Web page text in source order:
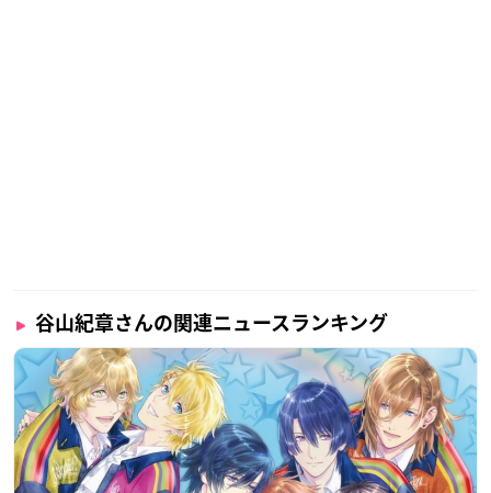
谷山紀章さんの関連ニュースランキング